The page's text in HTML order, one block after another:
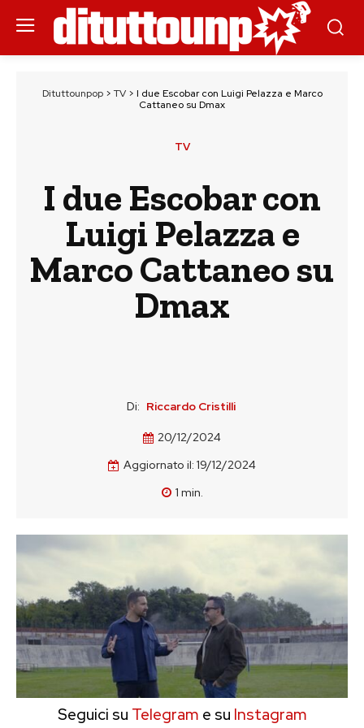
Dituttounpop> TV> I due Escobar con Luigi Pelazza e Marco
Cattaneo su Dmax
TV
I due Escobar con
Luigi Pelazza e
Marco Cattaneo su
Dmax
Di: Riccardo Cristilli
20/12/2024
Aggiornato il: 19/12/2024
1 min.
Seguici su Telegram e su Instagram